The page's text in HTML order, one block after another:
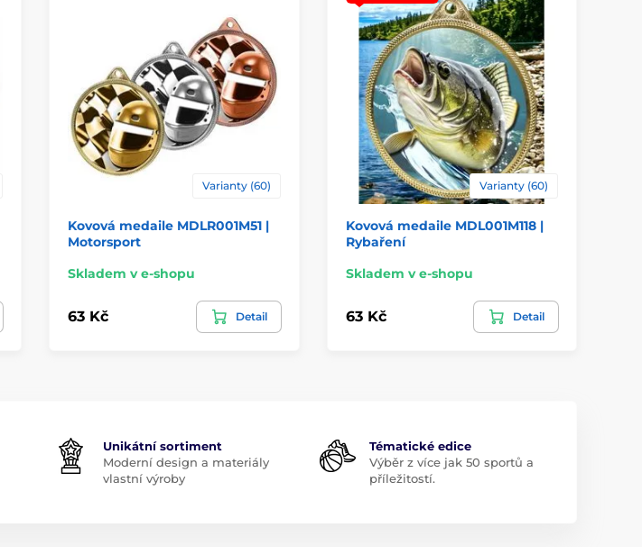
Varianty (60)
Kovová medaile MDLR001M51 |
Motorsport
Skladem v e-shopu
63 Kč Detail
Varianty (60)
Kovová medaile MDL001M118 |
Rybaření
Skladem v e-shopu
63 Kč Detail
Unikátní sortiment
Moderní design a materiály
vlastní výroby
Tématické edice
Výběr z více jak 50 sportů a
příležitostí.